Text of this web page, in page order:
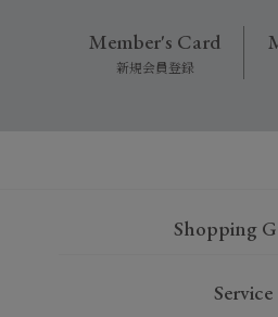
Member's Card
新規会員登録
Shopping
Service